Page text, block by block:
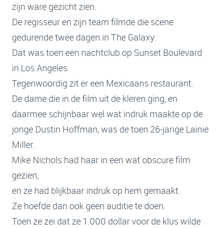
zijn ware gezicht zien.
De regisseur en zijn team filmde die scene
gedurende twee dagen in The Galaxy.
Dat was toen een nachtclub op Sunset Boulevard
in Los Angeles.
Tegenwoordig zit er een Mexicaans restaurant.
De dame die in de film uit de kleren ging, en
daarmee schijnbaar wel wat indruk maakte op de
jonge Dustin Hoffman, was de toen 26-jarige Lainie
Miller.
Mike Nichols had haar in een wat obscure film
gezien,
en ze had blijkbaar indruk op hem gemaakt.
Ze hoefde dan ook geen auditie te doen.
Toen ze zei dat ze 1.000 dollar voor de klus wilde